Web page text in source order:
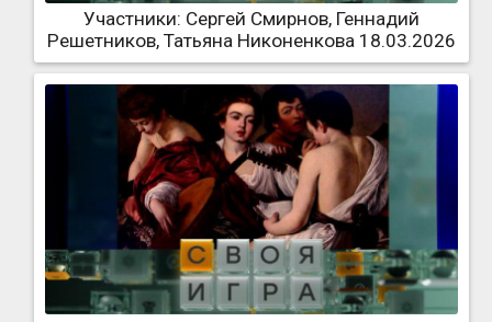
Участники: Сергей Смирнов, Геннадий
Решетников, Татьяна Никоненкова 18.03.2026